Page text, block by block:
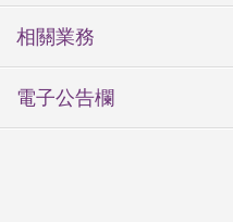
相關業務
電子公告欄